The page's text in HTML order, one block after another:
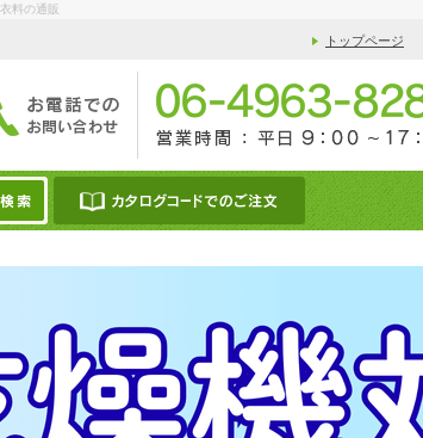
料の通販
トップページ